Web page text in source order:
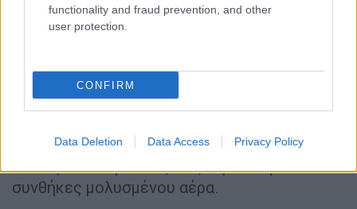
functionality and fraud prevention, and other
user protection.
CONFIRM
Data Deletion Data Access Privacy Policy
Είναι γνωστό ότι η μακρόχρονη έκθεση στη
παθήσεων λόγω χρόνιας φλεγμονής και
εξασθένησης του ανοσοποιητικού
πως αυξάνεται και η πιθανότητα να μολυνθεί
κανείς από κορονοϊό, αν ζει για καιρό σε
συνθήκες μολυσμένου αέρα.